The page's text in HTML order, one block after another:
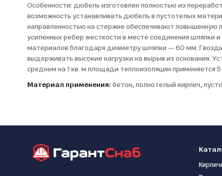
Особенности: дюбель изготовлен полностью из
возможность устанавливать дюбель в пустотелых
направленностью на стержне обеспечивают повышенную
усиленных ребер жесткости в месте соединения шляпки
материалов благодаря диаметру шляпки — 60 мм.
выдерживать высокие нагрузки на вырыв из основания.
среднем на 1 кв. м площади теплоизоляции применяется
Материал применения: бетон, полнотелый кирпич,